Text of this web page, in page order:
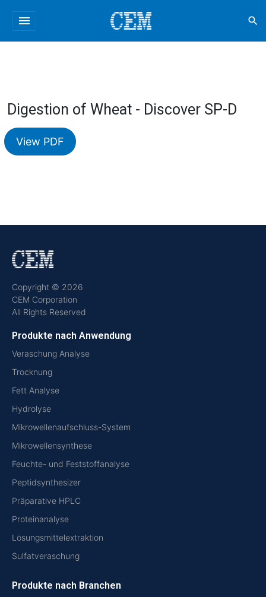
menu search
Digestion of Wheat - Discover SP-D
View PDF
Copyright © 2026
CEM Corporation
All Rights Reserved
Produkte nach Anwendung
Veraschung Analyse
Trocknung
Fett Analyse
Hydrolyse
Mikrowellenaufschluss-System
Mikrowellensynthese
Feuchte- und Feststoffanalyse
Peptidsynthesizer
Präparative HPLC
Proteinanalyse
Lösungsmittelextraktion
Sulfatveraschung
Produkte nach Branchen